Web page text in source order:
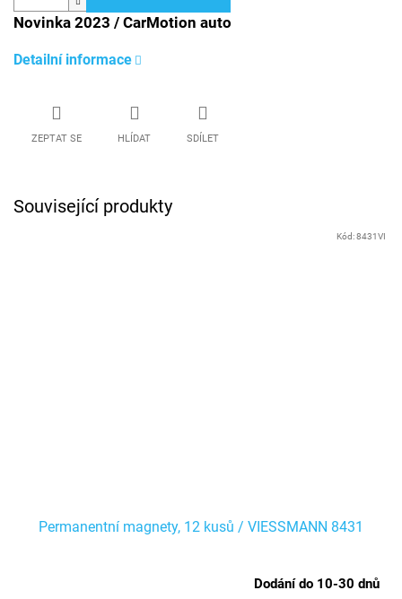
Novinka 2023 / CarMotion auto
Detailní informace
ZEPTAT SE HLÍDAT SDÍLET
Související produkty
Permanentní magnety, 12 kusů / VIESSMANN 8431
Dodání do 10-30 dnů
Kód:8431VI